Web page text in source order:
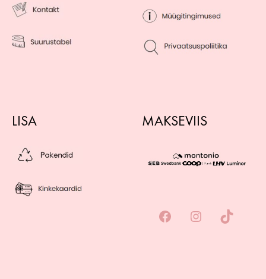
LISA MAKSEVIIS